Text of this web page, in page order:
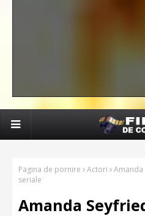
Pagina de pornire Actori
Amanda
seriale
Amanda